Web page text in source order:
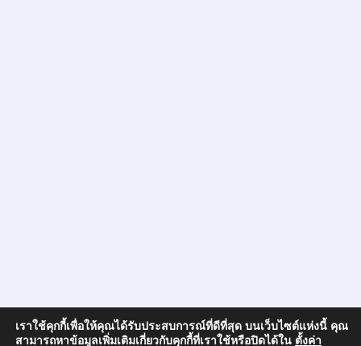
เราใช้คุกกี้เพื่อให้คุณได้รับประสบการณ์ที่ดีที่สุด บนเว็บไซต์แห่งนี้ คุณ
สามารถหาข้อมูลเพิ่มเติมเกี่ยวกับคุกกี้ที่เราใช้หรือปิดได้ใน ตั้งค่า